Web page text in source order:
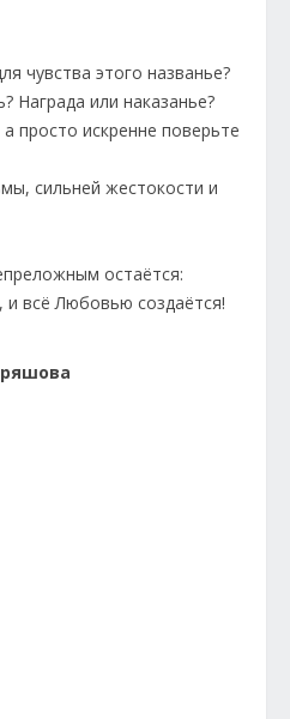
чувства этого названье?
Награда или наказанье?
просто искренне поверьте
сильней жестокости и
остаётся:
всё Любовью создаётся!